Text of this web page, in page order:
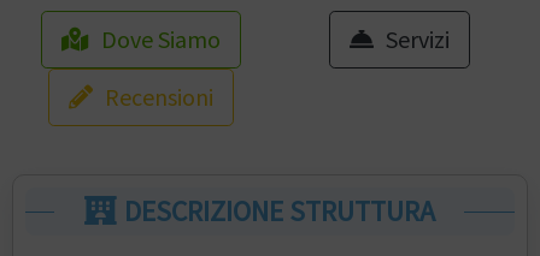
Dove Siamo
Servizi
Recensioni
DESCRIZIONE STRUTTURA